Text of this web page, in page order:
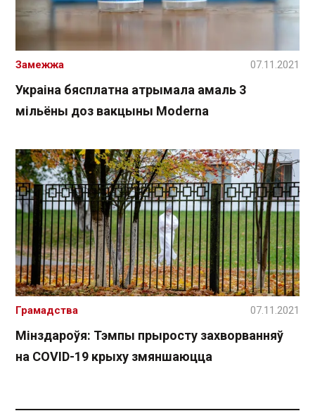
Украіна бясплатна атрымала амаль 3
мільёны доз вакцыны Moderna
Замежжа 07.11.2021
Мінздароўя: Тэмпы прыросту захворванняў
на COVID-19 крыху змяншаюцца
Грамадства 07.11.2021